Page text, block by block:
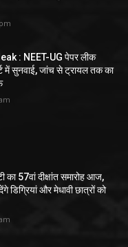
: NEET-UG पेपर लीक
में सुनवाई, जांच से ट्रायल तक का
57वां दीक्षांत समारोह आज,
डिग्रियां और मेधावी छात्रों को